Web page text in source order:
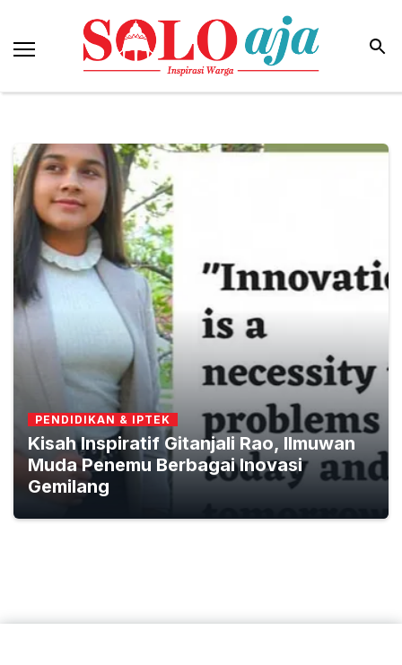
PENDIDIKAN & IPTEK
Kisah Inspiratif Gitanjali Rao, Ilmuwan
Muda Penemu Berbagai Inovasi
Gemilang